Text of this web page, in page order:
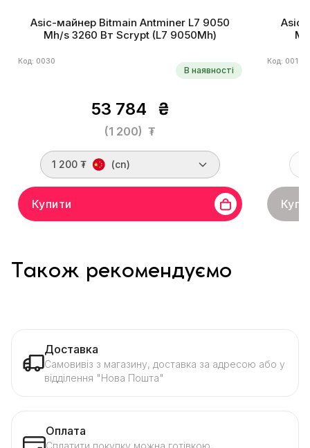
Asic-майнер Bitmain Antminer L7 9050
Mh/s 3260 Вт Scrypt (L7 9050Mh)
Код: 0030
В наявності
53 784 ₴
(1 200) ₮
1 200 ₮ (cn)
Купити
Asic-
Код: 0010
Також рекомендуємо
Доставка
Самовивіз з магазину, доставка за адресою або у
відділення "Нова Пошта"
Оплата
Сплатити покупку можна готівкою,